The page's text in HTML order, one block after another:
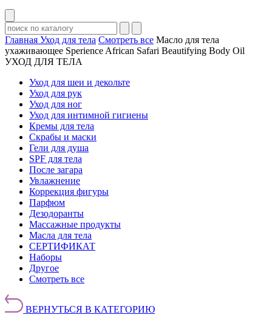
Главная Уход для тела Смотреть все Масло для тела
ухаживающее Sperience African Safari Beautifying Body Oil
УХОД ДЛЯ ТЕЛА
Уход для шеи и декольте
Уход для рук
Уход для ног
Уход для интимной гигиены
Кремы для тела
Скрабы и маски
Гели для душа
SPF для тела
После загара
Увлажнение
Коррекция фигуры
Парфюм
Дезодоранты
Массажные продукты
Масла для тела
СЕРТИФИКАТ
Наборы
Другое
Смотреть все
ВЕРНУТЬСЯ В КАТЕГОРИЮ